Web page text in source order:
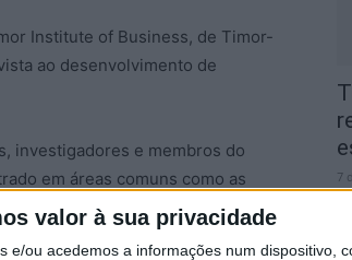
valor à sua privacidade
e/ou acedemos a informações num dispositivo,
Institute of Business, de Timor-
ao desenvolvimento de
investigadores e membros do
em áreas comuns como as
se somam a participação em
ou a promoção de
7